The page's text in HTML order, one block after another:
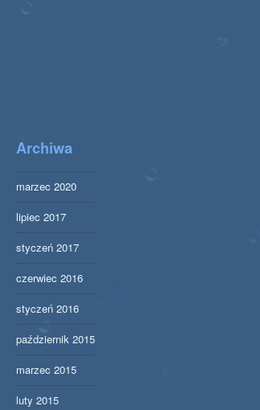
Archiwa
marzec 2020
lipiec 2017
styczeń 2017
czerwiec 2016
styczeń 2016
październik 2015
marzec 2015
luty 2015